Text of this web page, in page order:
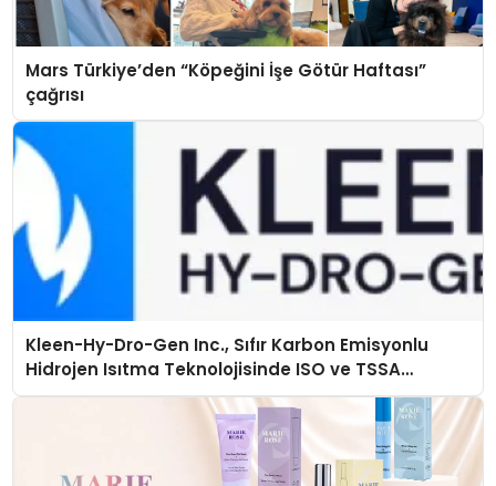
Mars Türkiye’den “Köpeğini İşe Götür Haftası”
çağrısı
Kleen-Hy-Dro-Gen Inc., Sıfır Karbon Emisyonlu
Hidrojen Isıtma Teknolojisinde ISO ve TSSA
Düzenleyici Onaylarını Aldı